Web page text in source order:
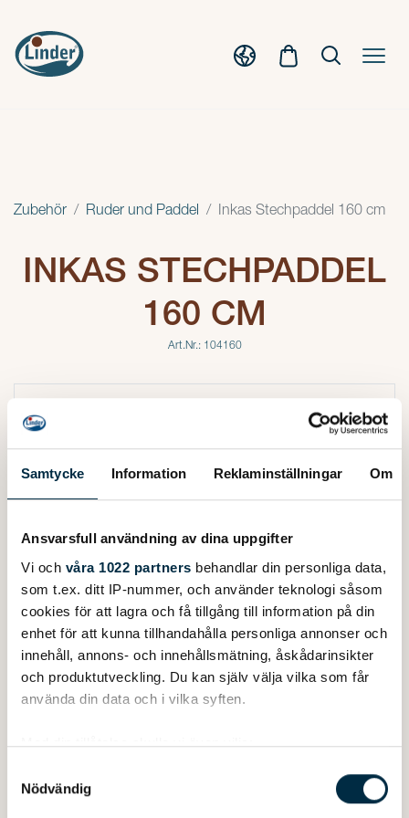
Samtycke Information Reklaminställningar Om
Ansvarsfull användning av dina uppgifter
Vi och våra 1022 partners behandlar din personliga data,
som t.ex. ditt IP-nummer, och använder teknologi såsom
cookies för att lagra och få tillgång till information på din
enhet för att kunna tillhandahålla personliga annonser och
innehåll, annons- och innehållsmätning, åskådarinsikter
och produktutveckling. Du kan själv välja vilka som får
använda din data och i vilka syften.
Med din tillåtelse skulle vi även vilja:
som kan ha en noggrannhet på upp till flera meter
Nödvändig
Zubehör Ruder und Paddel Inkas Stechpaddel 160 cm
INKAS STECHPADDEL
160 CM
Art.Nr.: 104160
Qualität. Für Privatgebrauch geeignet. Blattbreite: 150